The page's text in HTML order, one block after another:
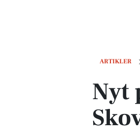
ARTIKLER
Nyt på
Nyt